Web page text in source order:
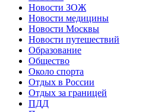
Новости ЗОЖ
Новости медицины
Новости Москвы
Новости путешествий
Образование
Общество
Около спорта
Отдых в России
Отдых за границей
ПДД